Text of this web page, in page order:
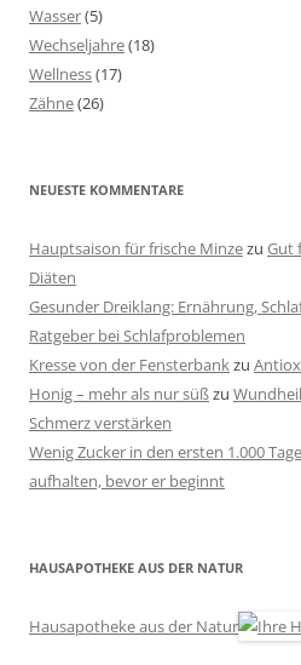
Wasser(5)
Wechseljahre(18)
Wellness(17)
Zähne(26)
NEUESTE KOMMENTARE
Hauptsaison für frische Minzezu Gut
Diäten
Gesunder Dreiklang: Ernährung,
Ratgeber bei Schlafproblemen
Kresse von der Fensterbankzu
Honig – mehr als nur süßzu
Schmerz verstärken
Wenig Zucker in den ersten 1.000
aufhalten, bevor er beginnt
HAUSAPOTHEKE AUS DER NATUR
Hausapotheke aus der Natur